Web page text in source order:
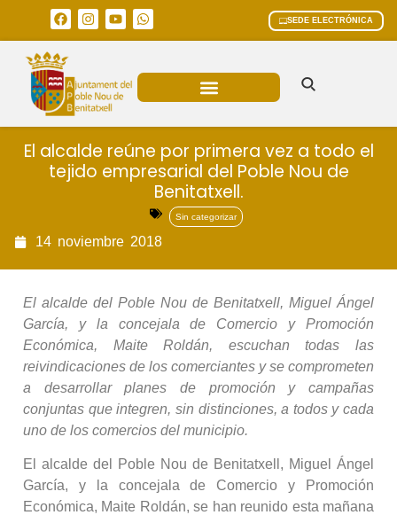
SEDE ELECTRÓNICA
El alcalde reúne por primera vez a todo el
tejido empresarial del Poble Nou de
Benitatxell.
Sin categorizar
14 noviembre 2018
El alcalde del Poble Nou de Benitatxell, Miguel Ángel
García, y la concejala de Comercio y Promoción
Económica, Maite Roldán, escuchan todas las
reivindicaciones de los comerciantes y se comprometen
a desarrollar planes de promoción y campañas
conjuntas que integren, sin distinciones, a todos y cada
uno de los comercios del municipio.
El alcalde del Poble Nou de Benitatxell, Miguel Ángel
García, y la concejala de Comercio y Promoción
Económica, Maite Roldán, se han reunido esta mañana